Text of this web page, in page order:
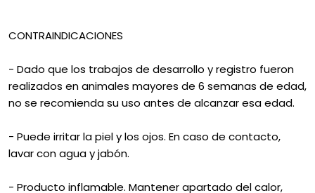
CONTRAINDICACIONES
- Dado que los trabajos de desarrollo y registro fueron
realizados en animales mayores de 6 semanas de edad,
no se recomienda su uso antes de alcanzar esa edad.
- Puede irritar la piel y los ojos. En caso de contacto,
lavar con agua y jabón.
- Producto inflamable. Mantener apartado del calor,